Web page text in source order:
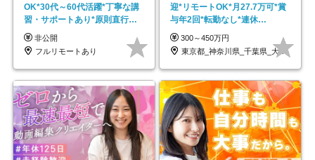
OK*30代～60代活躍*丁寧な講
習・サポートあり*原則直行直
帰／全国募集・業務委託
非公開
フルリモートあり
迎*リモートOK*月27.7万可*賞
与年2回*転勤なし*連休
OK/ZE010232
300～450万円
東京都_神奈川県_千葉県_大阪府_愛知県…